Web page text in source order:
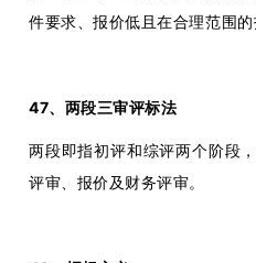
件要求、报价低且在合理范围
47、两段三审评标法
两段即指初评和综评两个阶段
评审、报价及财务评审。